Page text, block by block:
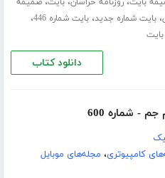
،بایت شماره جدید،بایت شماره 446 ،
دانلود کتاب
- شماره 600
کامپیوتری، مجله‌های موبایل